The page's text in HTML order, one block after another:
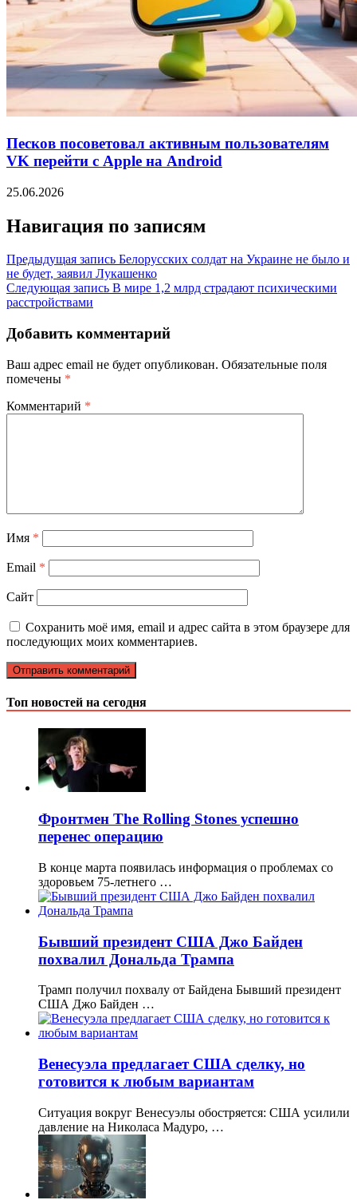
Песков посоветовал активным пользователям
VK перейти с Apple на Android
25.06.2026
Навигация по записям
Предыдущая запись Белорусских солдат на Украине не было и
не будет, заявил Лукашенко
Следующая запись В мире 1,2 млрд страдают психическими
расстройствами
Добавить комментарий
Ваш адрес email не будет опубликован. Обязательные поля
помечены *
Комментарий *
Имя *
Email *
Сайт
Сохранить моё имя, email и адрес сайта в этом браузере для
последующих моих комментариев.
Топ новостей на сегодня
Фронтмен The Rolling Stones успешно
перенес операцию
В конце марта появилась информация о проблемах со
здоровьем 75-летнего …
Бывший президент США Джо Байден
похвалил Дональда Трампа
Трамп получил похвалу от Байдена Бывший президент
США Джо Байден …
Венесуэла предлагает США сделку, но
готовится к любым вариантам
Ситуация вокруг Венесуэлы обостряется: США усилили
давление на Николаса Мадуро, …